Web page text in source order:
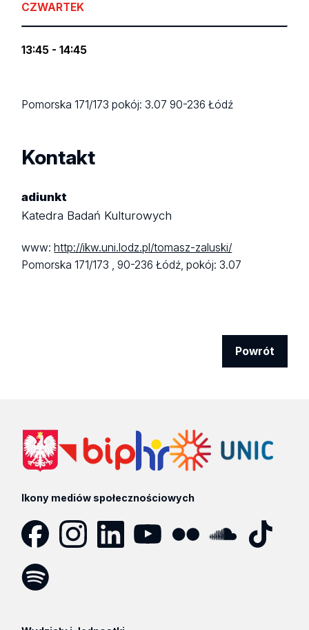
CZWARTEK
13:45 - 14:45
Pomorska 171/173pokój: 3.0790-236 Łódź
Kontakt
adiunkt
Katedra Badań Kulturowych
www: http://ikw.uni.lodz.pl/tomasz-zaluski/
Pomorska 171/173 ,90-236 Łódź,pokój: 3.07
Powrót
Ikony mediów społecznościowych